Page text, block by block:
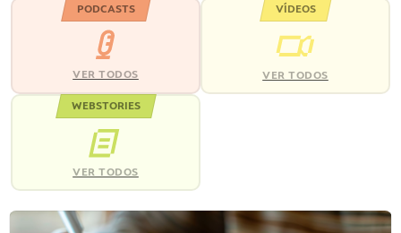
PODCASTS
VER TODOS
VÍDEOS
VER TODOS
WEBSTORIES
VER TODOS